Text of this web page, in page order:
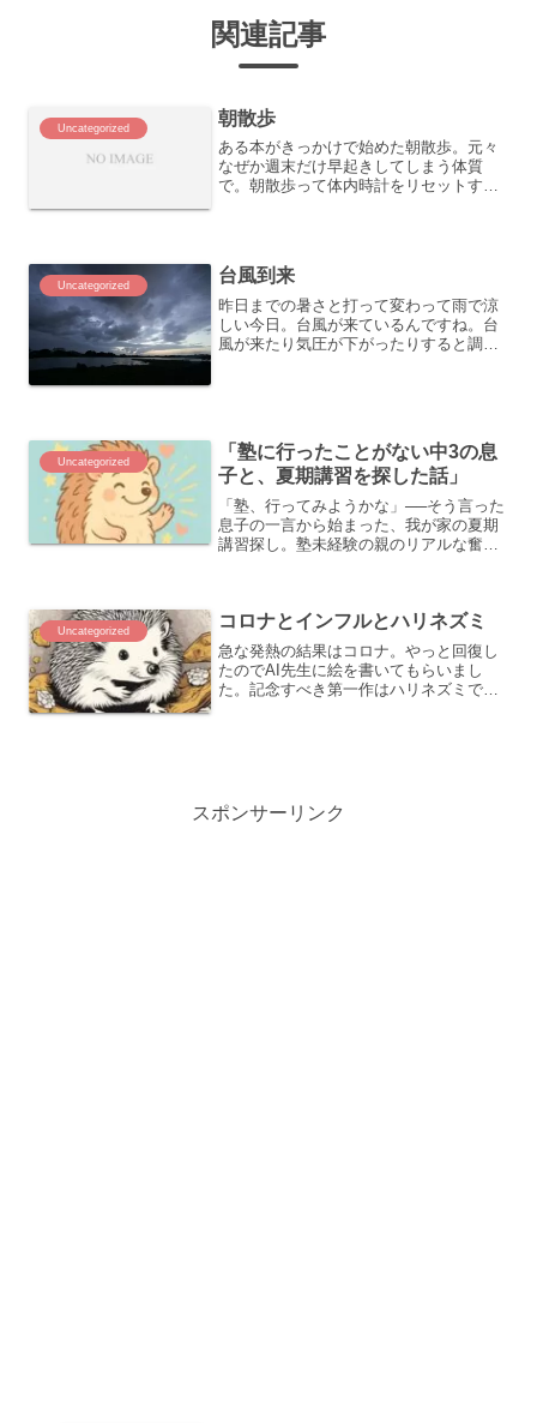
関連記事
Uncategorized 朝散歩
ある本がきっかけで始めた朝散歩。元々
なぜか週末だけ早起きしてしまう体質
で。朝散歩って体内時計をリセットする
Watchとも...
Uncategorized 台風到来
昨日までの暑さと打って変わって雨で涼
しい今日。台風が来ているんですね。台
風が来たり気圧が下がったりすると調子
Uncategorized
「塾に行ったことがない中3の息
子と、夏期講習を探した話」
「塾、行ってみようかな」──そう言った
息子の一言から始まった、我が家の夏期
講習探し。塾未経験の親のリアルな奮闘
Uncategorized コロナとインフルとハリネズミ
急な発熱の結果はコロナ。やっと回復し
たのでAI先生に絵を書いてもらいまし
た。記念すべき第一作はハリネズミで
スポンサーリンク